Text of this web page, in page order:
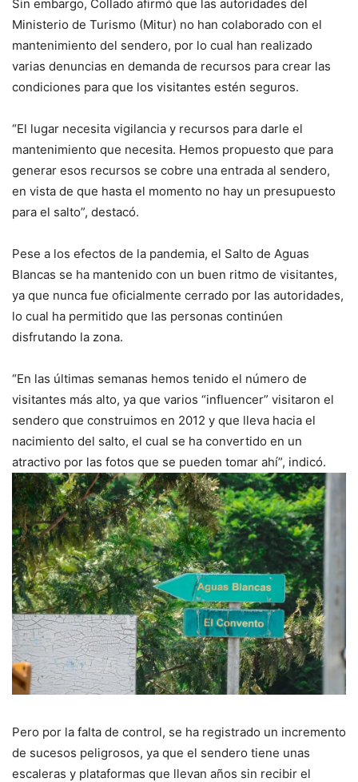
Sin embargo, Collado afirmó que las autoridades del
Ministerio de Turismo (Mitur) no han colaborado con el
mantenimiento del sendero, por lo cual han realizado
varias denuncias en demanda de recursos para crear las
condiciones para que los visitantes estén seguros.
“El lugar necesita vigilancia y recursos para darle el
mantenimiento que necesita. Hemos propuesto que para
generar esos recursos se cobre una entrada al sendero,
en vista de que hasta el momento no hay un presupuesto
para el salto”, destacó.
Pese a los efectos de la pandemia, el Salto de Aguas
Blancas se ha mantenido con un buen ritmo de visitantes,
ya que nunca fue oficialmente cerrado por las autoridades,
lo cual ha permitido que las personas continúen
disfrutando la zona.
“En las últimas semanas hemos tenido el número de
visitantes más alto, ya que varios “influencer” visitaron el
sendero que construimos en 2012 y que lleva hacia el
nacimiento del salto, el cual se ha convertido en un
atractivo por las fotos que se pueden tomar ahí”, indicó.
Pero por la falta de control, se ha registrado un incremento
de sucesos peligrosos, ya que el sendero tiene unas
escaleras y plataformas que llevan años sin recibir el